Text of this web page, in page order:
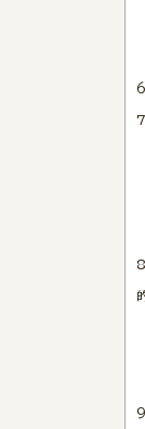
6
7
8
9